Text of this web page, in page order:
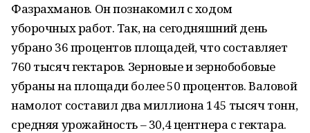
Фазрахманов. Он познакомил с ходом
уборочных работ. Так, на сегодняшний день
убрано 36 процентов площадей, что составляет
760 тысяч гектаров. Зерновые и зернобобовые
убраны на площади более 50 процентов. Валовой
намолот составил два миллиона 145 тысяч тонн,
средняя урожайность – 30,4 центнера с гектара.